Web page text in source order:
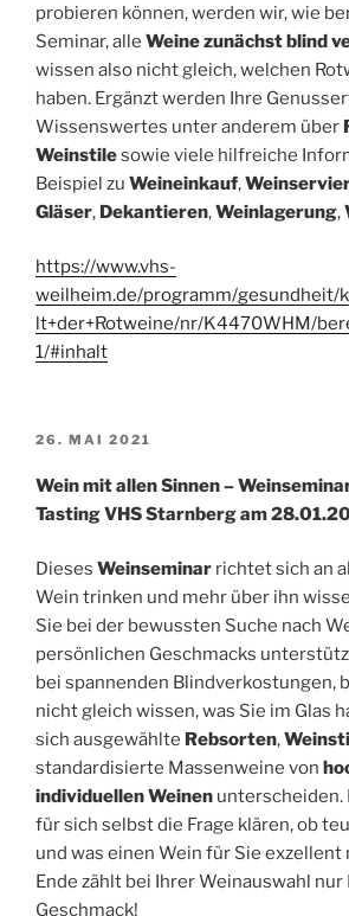
probieren können, werden wir, wie
Seminar, alle Weine zunächst blind
wissen also nicht gleich, welchen
haben. Ergänzt werden Ihre
Wissenswertes unter anderem über
Weinstilesowie viele hilfreiche
Beispiel zu Weineinkauf,
Gläser, Dekantieren,Weinlagerung,
https://www.vhs-
weilheim.de/programm/gesundheit/
lt+der+Rotweine/nr/K4470WHM/
1/#inhalt
VERÖFFENTLICHT
26. MAI 2021
Wein mit allen Sinnen –
Tasting VHS Starnberg am
Dieses Weinseminar richtet sich an
Wein trinken und mehr über ihn
Sie bei der bewussten Suche nach
persönlichen Geschmacks
bei spannenden Blindverkostungen,
nicht gleich wissen, was Sie im Glas
sich ausgewählte Rebsorten,
standardisierte Massenweine von
individuellen Weinen unterscheiden.
für sich selbst die Frage klären, ob
und was einen Wein für Sie exzellent
Ende zählt bei Ihrer Weinauswahl
Geschmack!